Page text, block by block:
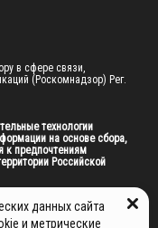
в сфере связи,
(Роскомнадзор) Рег.
технологии
на основе сбора,
к предпочтениям
Российской
ГАУ МО "ЦИФРОВЫЕ
данных сайта
и метрические